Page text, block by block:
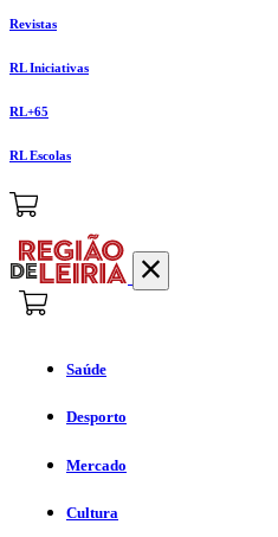
Revistas
RL Iniciativas
RL+65
RL Escolas
Saúde
Desporto
Mercado
Cultura